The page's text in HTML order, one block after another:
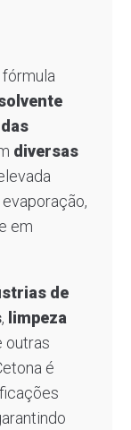
diversas
em
de
, limpeza
outras
é